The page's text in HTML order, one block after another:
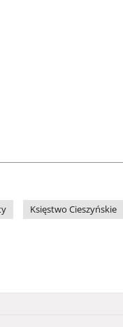
Księstwo Cieszyńskie